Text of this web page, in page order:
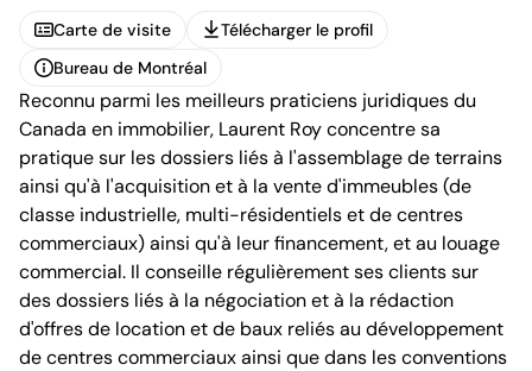
Carte de visite
Carte de visite
Télécharger le profil
Bureau de Montréal
Bureau de Montréal
1100, boulevard René-Lévesque Ouest, 25e étage
Montréal (Québec) H3B 5C9
Canada
Tél. (514) 397-8500
Reconnu parmi les meilleurs praticiens juridiques du
Canada en immobilier, Laurent Roy concentre sa
pratique sur les dossiers liés à l'assemblage de terrains
ainsi qu'à l'acquisition et à la vente d'immeubles (de
classe industrielle, multi-résidentiels et de centres
commerciaux) ainsi qu'à leur financement, et au louage
commercial. Il conseille régulièrement ses clients sur
des dossiers liés à la négociation et à la rédaction
d'offres de location et de baux reliés au développement
de centres commerciaux ainsi que dans les conventions